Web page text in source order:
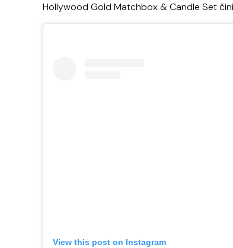
Hollywood Gold Matchbox & Candle Set
View this post on Instagram